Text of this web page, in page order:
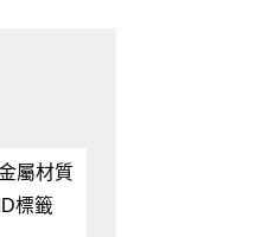
屬材質
標籤